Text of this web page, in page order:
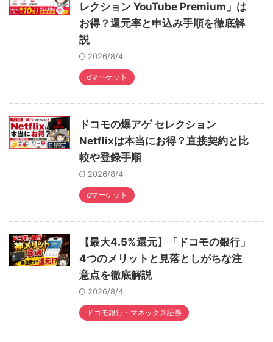
レクション YouTube Premium」は
お得？還元率と申込み手順を徹底解
説
2026/8/4
dマーケット
ドコモの爆アゲ セレクション
Netflixは本当にお得？直接契約と比
較や登録手順
2026/8/4
dマーケット
【最大4.5%還元】「ドコモの銀行」
4つのメリットと見落としがちな注
意点を徹底解説
2026/8/4
ドコモ銀行・マネックス証券